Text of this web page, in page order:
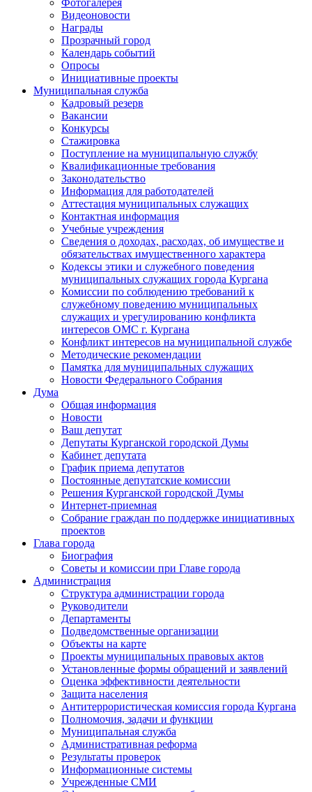
Фотогалерея
Видеоновости
Награды
Прозрачный город
Календарь событий
Опросы
Инициативные проекты
Муниципальная служба
Кадровый резерв
Вакансии
Конкурсы
Стажировка
Поступление на муниципальную службу
Квалификационные требования
Законодательство
Информация для работодателей
Аттестация муниципальных служащих
Контактная информация
Учебные учреждения
Сведения о доходах, расходах, об имуществе и
обязательствах имущественного характера
Кодексы этики и служебного поведения
муниципальных служащих города Кургана
Комиссии по соблюдению требований к
служебному поведению муниципальных
служащих и урегулированию конфликта
интересов ОМС г. Кургана
Конфликт интересов на муниципальной службе
Методические рекомендации
Памятка для муниципальных служащих
Новости Федерального Cобрания
Дума
Общая информация
Новости
Ваш депутат
Депутаты Курганской городской Думы
Кабинет депутата
График приема депутатов
Постоянные депутатские комиссии
Решения Курганской городской Думы
Интернет-приемная
Собрание граждан по поддержке инициативных
проектов
Глава города
Биография
Советы и комиссии при Главе города
Администрация
Структура администрации города
Руководители
Департаменты
Подведомственные организации
Объекты на карте
Проекты муниципальных правовых актов
Установленные формы обращений и заявлений
Оценка эффективности деятельности
Защита населения
Антитеррористическая комиссия города Кургана
Полномочия, задачи и функции
Муниципальная служба
Административная реформа
Результаты проверок
Информационные системы
Учрежденные СМИ